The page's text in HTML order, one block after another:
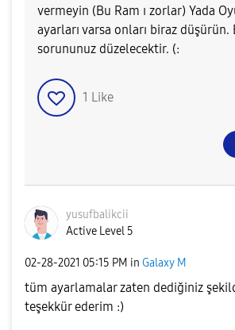
vermeyin (Bu Ram ı zorlar) Yada
ayarları varsa onları biraz düşürün.
sorununuz düzelecektir. (:
1 Like
yusufbalikcii
Active Level 5
‎02-28-2021 05:15 PM in Galaxy M
tüm ayarlamalar zaten dediğiniz
teşekkür ederim :)